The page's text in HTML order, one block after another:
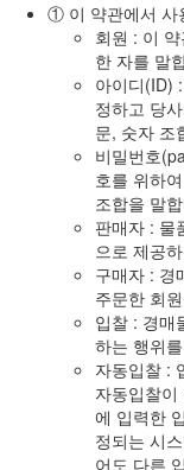
① 이 약관에서 사
회원 : 이
한 자를 말
아이디(ID)
정하고 당
문, 숫자 조
비밀번호
호를 위하
조합을 말
판매자 : 물
으로 제공
구매자 : 경
주문한 회
입찰 : 경매
하는 행위
자동입찰 :
자동입찰
에 입력한
정되는 시
어도 다른